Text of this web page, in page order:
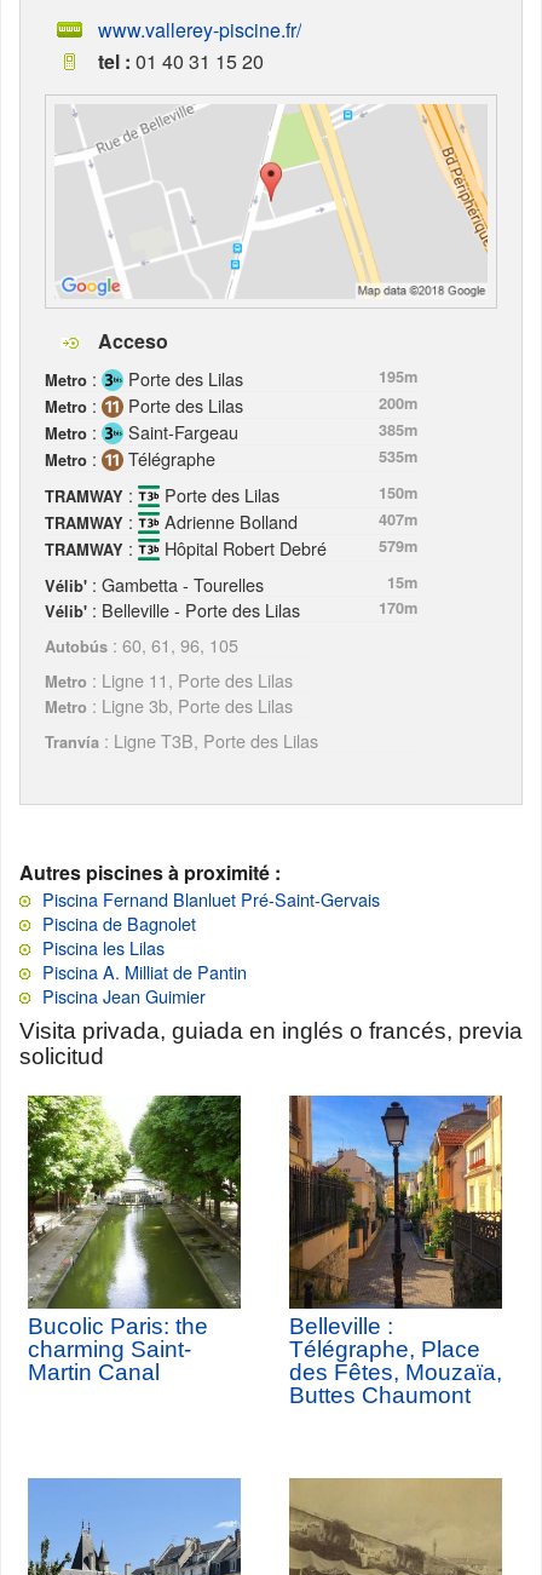
www.vallerey-piscine.fr/
tel : 01 40 31 15 20
Acceso
Metro : Porte des Lilas
195m
Metro : Porte des Lilas
200m
Metro : Saint-Fargeau
385m
Metro : Télégraphe
535m
TRAMWAY : Porte des Lilas
150m
TRAMWAY : Adrienne Bolland
407m
TRAMWAY : Hôpital Robert Debré
579m
Vélib' : Gambetta - Tourelles
15m
Vélib' : Belleville - Porte des Lilas
170m
Autobús : 60, 61, 96, 105
Metro : Ligne 11, Porte des Lilas
Metro : Ligne 3b, Porte des Lilas
Tranvía : Ligne T3B, Porte des Lilas
Autres piscines à proximité :
Piscina Fernand Blanluet Pré-Saint-Gervais
Piscina de Bagnolet
Piscina les Lilas
Piscina A. Milliat de Pantin
Piscina Jean Guimier
Visita privada, guiada en inglés o francés, previa
solicitud
Bucolic Paris: the
charming Saint-
Martin Canal
Belleville :
Télégraphe, Place
des Fêtes, Mouzaïa,
Buttes Chaumont